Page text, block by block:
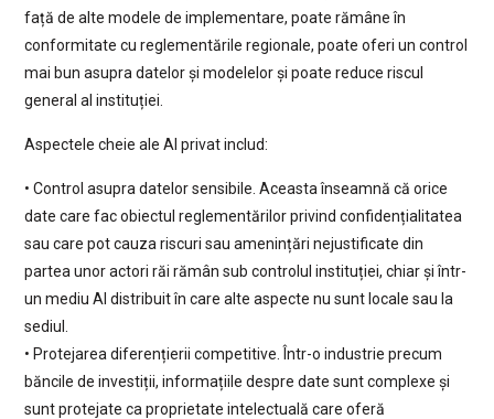
față de alte modele de implementare, poate rămâne în
conformitate cu reglementările regionale, poate oferi un control
mai bun asupra datelor și modelelor și poate reduce riscul
general al instituției.
Aspectele cheie ale AI privat includ:
• Control asupra datelor sensibile. Aceasta înseamnă că orice
date care fac obiectul reglementărilor privind confidențialitatea
sau care pot cauza riscuri sau amenințări nejustificate din
partea unor actori răi rămân sub controlul instituției, chiar și într-
un mediu AI distribuit în care alte aspecte nu sunt locale sau la
sediul.
• Protejarea diferențierii competitive. Într-o industrie precum
băncile de investiții, informațiile despre date sunt complexe și
sunt protejate ca proprietate intelectuală care oferă